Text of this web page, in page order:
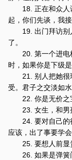
18. 正在和众人谈
起，你们先谈，我接
19. 出门拜访别
了。
20. 第一个进电
时，如果你是下级
21. 别人把她很
受。君子之交淡如
22. 你是无价之
23. 女生，和男
24. 要对自己的行
应该，出了事要学会
25. 要想人前显
26. 如果是弹簧